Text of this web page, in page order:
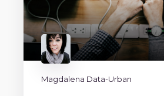
Magdalena Data-Urban